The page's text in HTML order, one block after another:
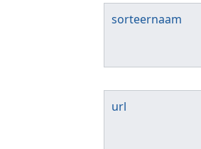
sorteernaam
url